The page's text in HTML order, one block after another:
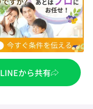
LINEから共有